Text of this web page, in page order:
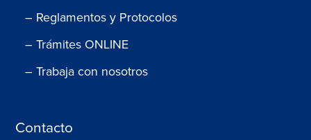
– Reglamentos y Protocolos
– Trámites ONLINE
– Trabaja con nosotros
Contacto